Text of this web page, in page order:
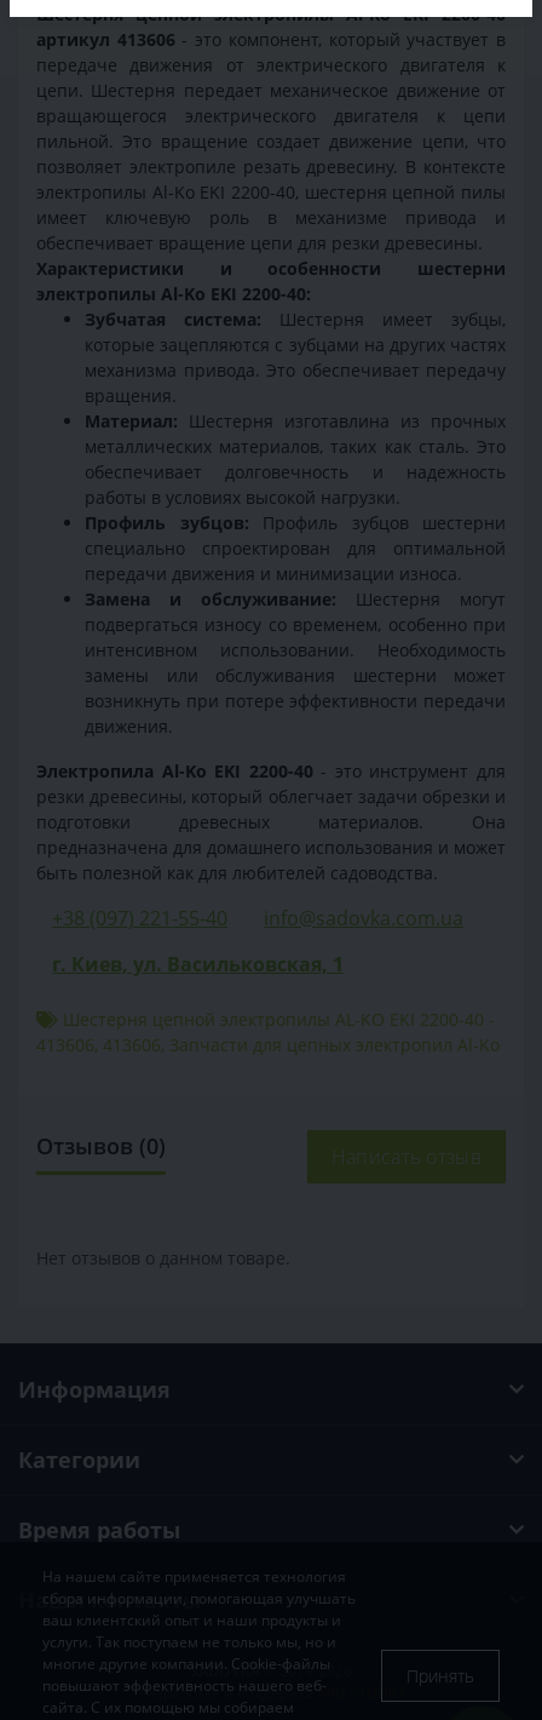
Шестерня цепной электропилы Al-Ko EKI 2200-40
артикул 413606 - это компонент, который участвует в
передаче движения от электрического двигателя к
цепи. Шестерня передает механическое движение от
вращающегося электрического двигателя к цепи
пильной. Это вращение создает движение цепи, что
позволяет электропиле резать древесину. В контексте
электропилы Al-Ko EKI 2200-40, шестерня цепной пилы
имеет ключевую роль в механизме привода и
обеспечивает вращение цепи для резки древесины.
Характеристики и особенности шестерни
электропилы Al-Ko EKI 2200-40:
Зубчатая система: Шестерня имеет зубцы,
которые зацепляются с зубцами на других частях
механизма привода. Это обеспечивает передачу
вращения.
Материал: Шестерня изготавлина из прочных
металлических материалов, таких как сталь. Это
обеспечивает долговечность и надежность
работы в условиях высокой нагрузки.
Профиль зубцов: Профиль зубцов шестерни
специально спроектирован для оптимальной
передачи движения и минимизации износа.
Замена и обслуживание: Шестерня могут
подвергаться износу со временем, особенно при
интенсивном использовании. Необходимость
замены или обслуживания шестерни может
возникнуть при потере эффективности передачи
движения.
Электропила Al-Ko EKI 2200-40 - это инструмент для
резки древесины, который облегчает задачи обрезки и
подготовки древесных материалов. Она
предназначена для домашнего использования и может
быть полезной как для любителей садоводства.
+38 (097) 221-55-40
info@sadovka.com.ua
г. Киев, ул. Васильковская, 1
Шестерня цепной электропилы AL-KO EKI 2200-40 -
413606, 413606, Запчасти для цепных электропил Al-Ko
Отзывов (0) Написать отзыв
Нет отзывов о данном товаре.
Информация
Категории
Время работы
Наши контакты
SADOVKA© 2019-2026
Разработка и поддержкаMIG STUDIO
На нашем сайте применяется технология
сбора информации, помогающая улучшать
ваш клиентский опыт и наши продукты и
услуги. Так поступаем не только мы, но и
многие другие компании. Cookie-файлы
повышают эффективность нашего веб-
сайта. С их помощью мы собираем
Принять